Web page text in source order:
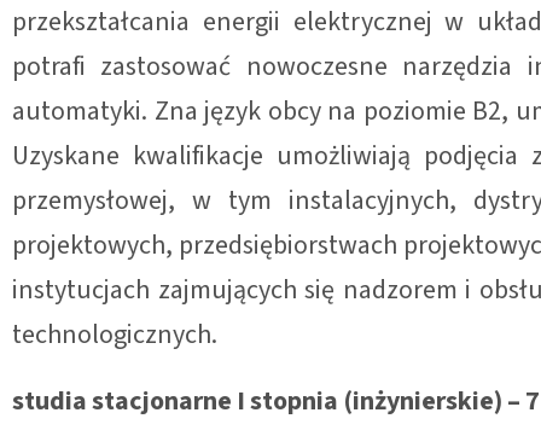
przekształcania energii elektrycznej w
potrafi zastosować nowoczesne
automatyki. Zna język obcy na poziomie B2,
Uzyskane kwalifikacje umożliwiają
przemysłowej, w tym instalacyjnych,
projektowych, przedsiębiorstwach
instytucjach zajmujących się nadzorem i
technologicznych.
studia stacjonarne I stopnia (inżynierskie) –